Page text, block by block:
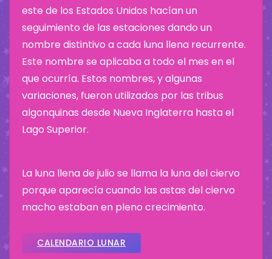
este de los Estados Unidos hacían un
seguimiento de las estaciones dando un
nombre distintivo a cada luna llena recurrente.
Este nombre se aplicaba a todo el mes en el
que ocurría. Estos nombres, y algunas
variaciones, fueron utilizados por las tribus
algonquinas desde Nueva Inglaterra hasta el
Lago Superior.
La luna llena de julio se llama la luna del ciervo
porque aparecía cuando las astas del ciervo
macho estaban en pleno crecimiento.
CALENDARIO LUNAR